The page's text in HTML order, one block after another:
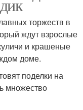
торжеств в
ждут взрослые
и крашеные
доме.
поделки на
множество